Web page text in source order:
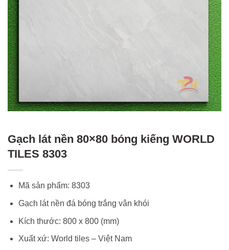
Gạch lát nền 80×80 bóng kiếng WORLD
TILES 8303
Mã sản phẩm: 8303
Gạch lát nền đá bóng trắng vân khói
Kích thước: 800 x 800 (mm)
Xuất xứ: World tiles – Việt Nam